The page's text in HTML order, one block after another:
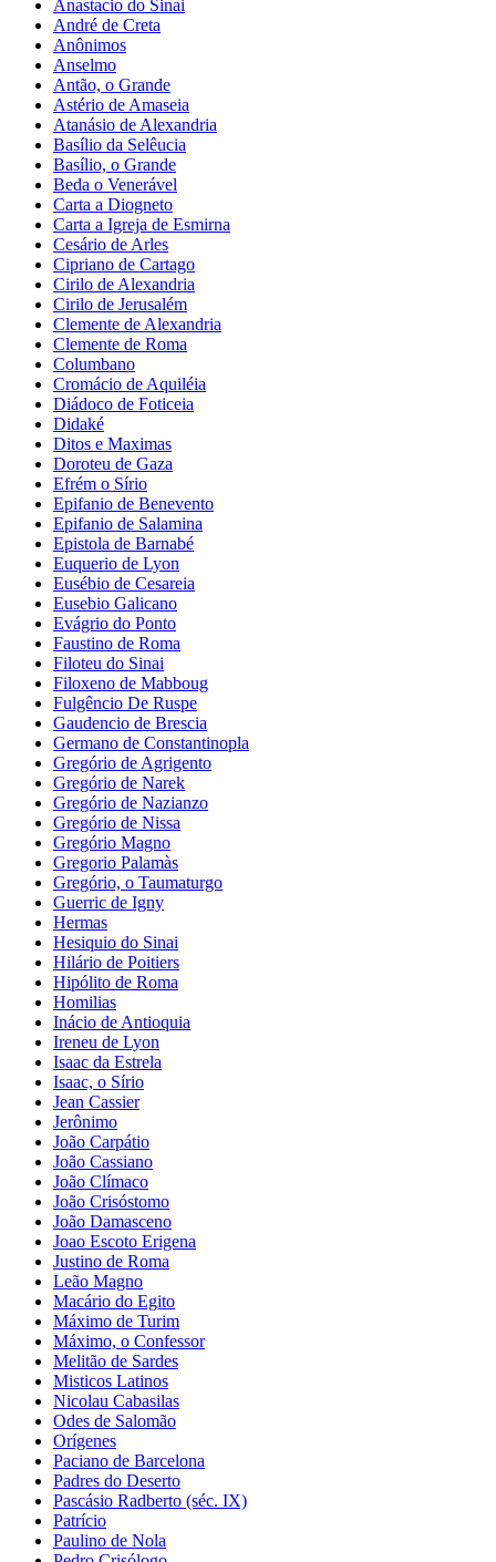
Anastacio do Sinai
André de Creta
Anônimos
Anselmo
Antão, o Grande
Astério de Amaseia
Atanásio de Alexandria
Basílio da Selêucia
Basílio, o Grande
Beda o Venerável
Carta a Diogneto
Carta a Igreja de Esmirna
Cesário de Arles
Cipriano de Cartago
Cirilo de Alexandria
Cirilo de Jerusalém
Clemente de Alexandria
Clemente de Roma
Columbano
Cromácio de Aquiléia
Diádoco de Foticeia
Didaké
Ditos e Maximas
Doroteu de Gaza
Efrém o Sírio
Epifanio de Benevento
Epifanio de Salamina
Epistola de Barnabé
Euquerio de Lyon
Eusébio de Cesareia
Eusebio Galicano
Evágrio do Ponto
Faustino de Roma
Filoteu do Sinai
Filoxeno de Mabboug
Fulgêncio De Ruspe
Gaudencio de Brescia
Germano de Constantinopla
Gregório de Agrigento
Gregório de Narek
Gregório de Nazianzo
Gregório de Nissa
Gregório Magno
Gregorio Palamàs
Gregório, o Taumaturgo
Guerric de Igny
Hermas
Hesiquio do Sinai
Hilário de Poitiers
Hipólito de Roma
Homilias
Inácio de Antioquia
Ireneu de Lyon
Isaac da Estrela
Isaac, o Sírio
Jean Cassier
Jerônimo
João Carpátio
João Cassiano
João Clímaco
João Crisóstomo
João Damasceno
Joao Escoto Erigena
Justino de Roma
Leão Magno
Macário do Egito
Máximo de Turim
Máximo, o Confessor
Melitão de Sardes
Misticos Latinos
Nicolau Cabasilas
Odes de Salomão
Orígenes
Paciano de Barcelona
Padres do Deserto
Pascásio Radberto (séc. IX)
Patrício
Paulino de Nola